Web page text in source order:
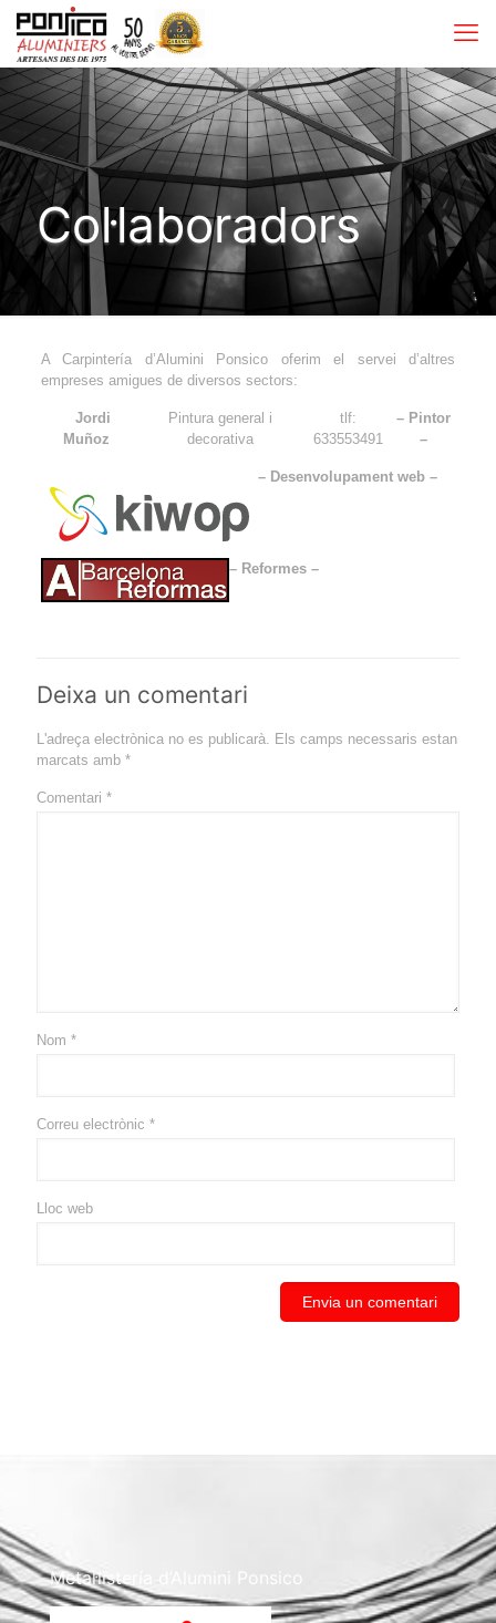
Col·laboradors
A Carpintería d’Alumini Ponsico oferim el servei d’altres
empreses amigues de diversos sectors:
Jordi
Muñoz
Pintura general i
decorativa
tlf:
633553491
– Pintor
–
– Desenvolupament web –
– Reformes –
Deixa un comentari
L'adreça electrònica no es publicarà. Els camps necessaris estan
marcats amb *
Comentari *
Nom *
Correu electrònic *
Lloc web
Metal·listería d’Alumini Ponsico